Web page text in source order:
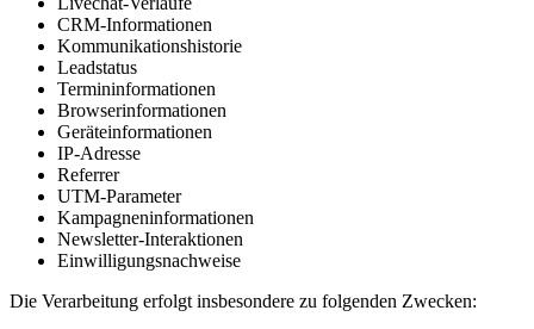
CRM-Informationen
Kommunikationshistorie
Leadstatus
Termininformationen
Browserinformationen
Geräteinformationen
IP-Adresse
Referrer
UTM-Parameter
Kampagneninformationen
Newsletter-Interaktionen
Einwilligungsnachweise
Die Verarbeitung erfolgt insbesondere zu folgenden Zwecken: